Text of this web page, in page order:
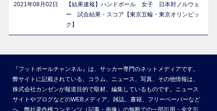
2021年08月02日
【結果速報】ハンドボール 女子 日本対ノルウェ
ー 試合結果・スコア【東京五輪・東京オリンピッ
ク】
『フットボールチャンネル』は、サッカー専門のネットメディアです。
弊サイトに記載されている、コラム、ニュース、写真、その他情報は、
株式会社カンゼンが報道目的で取材、編集しているものです。ニュース
サイトやブログなどのWEBメディア、雑誌、書籍、フリーペーパーなど
へ、弊社著作権コンテンツ（記事・画像）の無断での一部引用・全文引